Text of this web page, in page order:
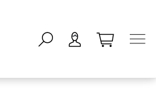
öffnen -